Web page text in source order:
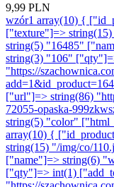
9,99 PLN
wzór1 array(10) {
["texture"]=>
string(5) "16485"
string(3) "106"
"https://
["url"]=> string(86)
72055-opaska-
string(5) "color"
array(10) {
string(15) "/img/co/
["name"]=> string(6)
["qty"]=> int(1)